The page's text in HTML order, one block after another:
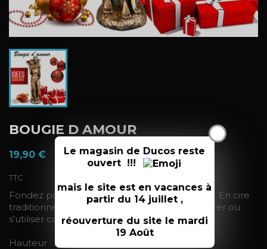
X
Le magasin de Ducos reste
ouvert !!!
mais le site est en vacances à
partir du 14 juillet ,
réouverture du site le mardi
19 Août
BOUGIE D AMOUR
19,90 €
TTC
Fondez pour ce couple nu en pleine étreinte. En cire
traditionnelle couleur Bronze, elle peut décorer ou
s'utiliser comme une bougie classique.
Hauteur : 28cm.